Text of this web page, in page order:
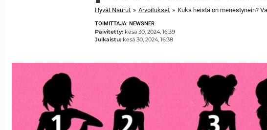
Hyvät Naurut » Arvoitukset » Kuka heistä on menestynein?
TOIMITTAJA: NEWSNER
Päivitetty: kesä 30, 2024, 16:39
Julkaistu: kesä 30, 2024, 16:38